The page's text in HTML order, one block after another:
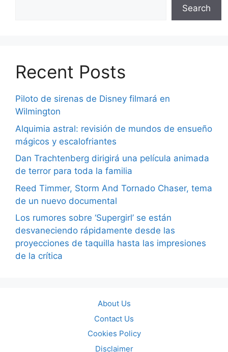
Search
Recent Posts
Piloto de sirenas de Disney filmará en
Wilmington
Alquimia astral: revisión de mundos de ensueño
mágicos y escalofriantes
Dan Trachtenberg dirigirá una película animada
de terror para toda la familia
Reed Timmer, Storm And Tornado Chaser, tema
de un nuevo documental
Los rumores sobre ‘Supergirl’ se están
desvaneciendo rápidamente desde las
proyecciones de taquilla hasta las impresiones
de la crítica
About Us
Contact Us
Cookies Policy
Disclaimer